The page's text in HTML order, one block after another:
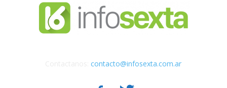
contacto@infosexta.com.ar